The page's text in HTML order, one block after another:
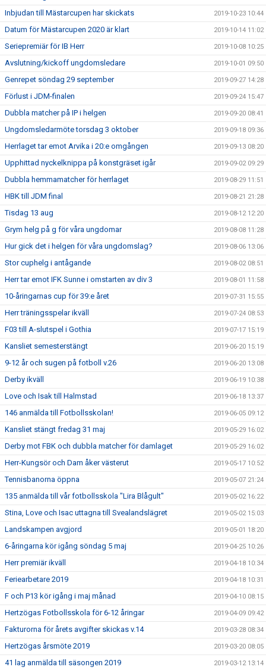
Inbjudan till Mästarcupen har skickats 2019-10-23 10:44
Datum för Mästarcupen 2020 är klart 2019-10-14 11:02
Seriepremiär för IB Herr 2019-10-08 10:25
Avslutning/kickoff ungdomsledare 2019-10-01 09:50
Genrepet söndag 29 september 2019-09-27 14:28
Förlust i JDM-finalen 2019-09-24 15:47
Dubbla matcher på IP i helgen 2019-09-20 08:41
Ungdomsledarmöte torsdag 3 oktober 2019-09-18 09:36
Herrlaget tar emot Arvika i 20:e omgången 2019-09-13 08:20
Upphittad nyckelknippa på konstgräset igår 2019-09-02 09:29
Dubbla hemmamatcher för herrlaget 2019-08-29 11:51
HBK till JDM final 2019-08-21 21:28
Tisdag 13 aug 2019-08-12 12:20
Grym helg på g för våra ungdomar 2019-08-08 11:28
Hur gick det i helgen för våra ungdomslag? 2019-08-06 13:06
Stor cuphelg i antågande 2019-08-02 08:51
Herr tar emot IFK Sunne i omstarten av div 3 2019-08-01 11:58
10-åringarnas cup för 39:e året 2019-07-31 15:55
Herr träningsspelar ikväll 2019-07-24 08:53
F03 till A-slutspel i Gothia 2019-07-17 15:19
Kansliet semesterstängt 2019-06-20 15:19
9-12 år och sugen på fotboll v.26 2019-06-20 13:08
Derby ikväll 2019-06-19 10:38
Love och Isak till Halmstad 2019-06-18 13:37
146 anmälda till Fotbollsskolan! 2019-06-05 09:12
Kansliet stängt fredag 31 maj 2019-05-29 16:02
Derby mot FBK och dubbla matcher för damlaget 2019-05-29 16:02
Herr-Kungsör och Dam åker västerut 2019-05-17 10:52
Tennisbanorna öppna 2019-05-07 21:24
135 anmälda till vår fotbollsskola "Lira Blågult" 2019-05-02 16:22
Stina, Love och Isac uttagna till Svealandslägret 2019-05-02 15:03
Landskampen avgjord 2019-05-01 18:20
6-åringarna kör igång söndag 5 maj 2019-04-25 10:26
Herr premiär ikväll 2019-04-18 10:34
Feriearbetare 2019 2019-04-18 10:31
F och P13 kör igång i maj månad 2019-04-10 08:15
Hertzögas Fotbollsskola för 6-12 åringar 2019-04-09 09:42
Fakturorna för årets avgifter skickas v.14 2019-03-28 08:34
Hertzögas årsmöte 2019 2019-03-20 08:05
41 lag anmälda till säsongen 2019 2019-03-12 13:14